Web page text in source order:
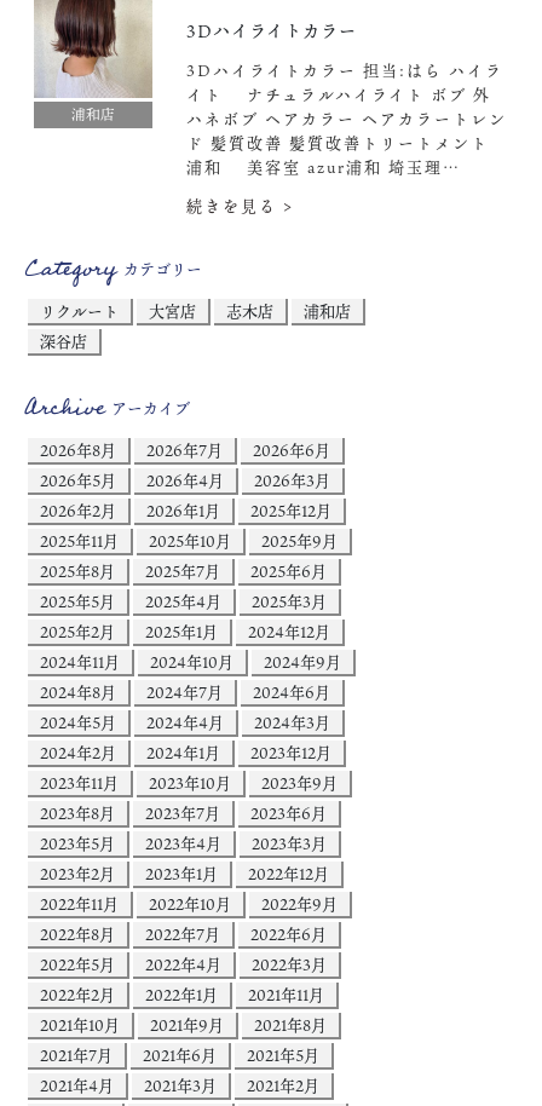
浦和店
3Dハイライトカラー
3Dハイライトカラー 担当:はら ハイラ
イト ナチュラルハイライト ボブ 外
ハネボブ ヘアカラー ヘアカラートレン
ド 髪質改善 髪質改善トリートメント
浦和 美容室 azur浦和 埼玉理…
続きを見る >
Categoryカテゴリー
リクルート
大宮店 志木店
浦和店
深谷店
Archiveアーカイブ
2026年8月
2026年7月
2026年6月
2026年5月
2026年4月
2026年3月
2026年2月
2026年1月
2025年12月
2025年11月
2025年10月
2025年9月
2025年8月
2025年7月
2025年6月
2025年5月
2025年4月
2025年3月
2025年2月
2025年1月
2024年12月
2024年11月
2024年10月
2024年9月
2024年8月
2024年7月
2024年6月
2024年5月
2024年4月
2024年3月
2024年2月
2024年1月
2023年12月
2023年11月
2023年10月
2023年9月
2023年8月
2023年7月
2023年6月
2023年5月
2023年4月
2023年3月
2023年2月
2023年1月
2022年12月
2022年11月
2022年10月
2022年9月
2022年8月
2022年7月
2022年6月
2022年5月
2022年4月
2022年3月
2022年2月
2022年1月
2021年11月
2021年10月
2021年9月
2021年8月
2021年7月
2021年6月
2021年5月
2021年4月
2021年3月
2021年2月